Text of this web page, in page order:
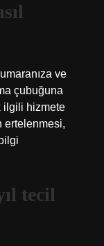
ve
çubuğuna
ilgili hizmete
ertelenmesi,
tecil